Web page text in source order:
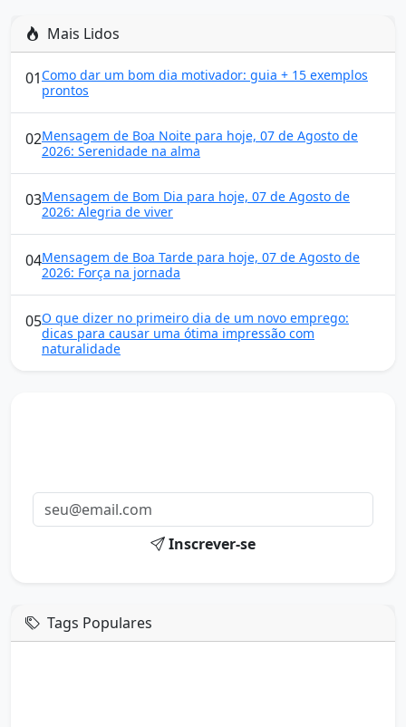
Mais Lidos
01Como dar um bom dia motivador: guia + 15 exemplos
prontos
02Mensagem de Boa Noite para hoje, 07 de Agosto de
2026: Serenidade na alma
03Mensagem de Bom Dia para hoje, 07 de Agosto de
2026: Alegria de viver
04Mensagem de Boa Tarde para hoje, 07 de Agosto de
2026: Força na jornada
05O que dizer no primeiro dia de um novo emprego:
dicas para causar uma ótima impressão com
naturalidade
Inscrever-se
Tags Populares